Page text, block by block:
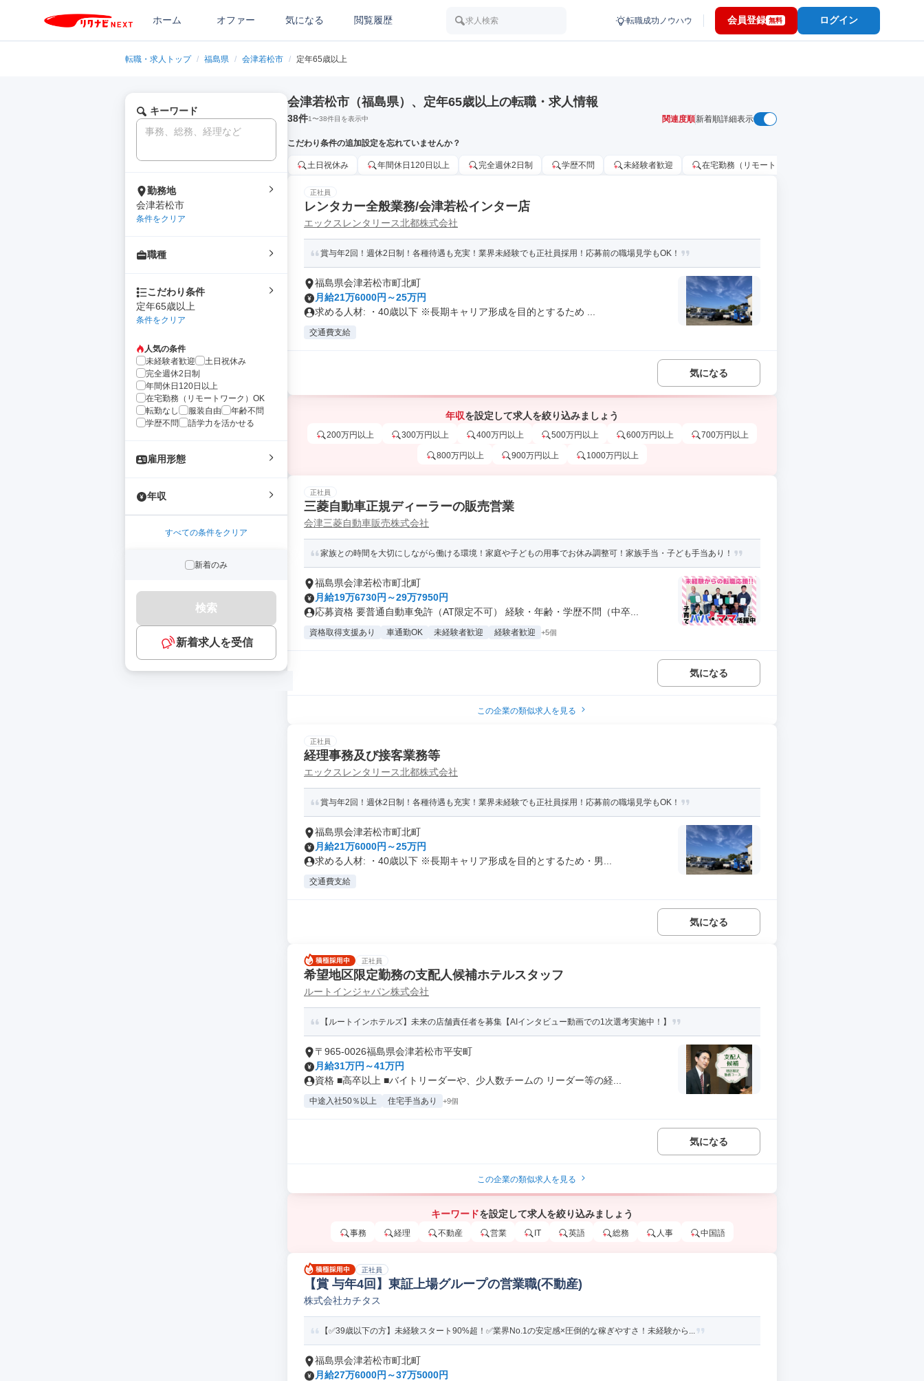
ホーム オファー 気になる 閲覧履歴 求人検索 転職成功ノウハウ 会員登録 無料 ログイン
転職・求人トップ / 福島県 / 会津若松市 / 定年65歳以上
キーワード
勤務地
会津若松市
条件をクリア
職種
こだわり条件
定年65歳以上
条件をクリア
人気の条件
未経験者歓迎
土日祝休み
完全週休2日制
年間休日120日以上
在宅勤務（リモートワーク）OK
転勤なし
服装自由
年齢不問
学歴不問
語学力を活かせる
雇用形態
年収
すべての条件をクリア
新着のみ
検索
新着求人を受信
会津若松市（福島県）、定年65歳以上の転職・求人情報
38件1〜38件目を表示中 関連度順新着順詳細表示
こだわり条件の追加設定を忘れていませんか？
土日祝休み 年間休日120日以上 完全週休2日制 学歴不問 未経験者歓迎 在宅勤務（リモートワーク）OK
正社員
レンタカー全般業務/会津若松インター店
エックスレンタリース北都株式会社
賞与年2回！週休2日制！各種待遇も充実！業界未経験でも正社員採用！応募前の職場見学もOK！
福島県会津若松市町北町
月給21万6000円～25万円
求める人材: ・40歳以下 ※長期キャリア形成を目的とするため ...
交通費支給
気になる
年収を設定して求人を絞り込みましょう
200万円以上 300万円以上 400万円以上 500万円以上 600万円以上 700万円以上
800万円以上 900万円以上 1000万円以上
正社員
三菱自動車正規ディーラーの販売営業
会津三菱自動車販売株式会社
家族との時間を大切にしながら働ける環境！家庭や子どもの用事でお休み調整可！家族手当・子ども手当あり！
福島県会津若松市町北町
月給19万6730円～29万7950円
応募資格 要普通自動車免許（AT限定不可） 経験・年齢・学歴不問（中卒...
資格取得支援あり 車通勤OK 未経験者歓迎 経験者歓迎 +5個
気になる
この企業の類似求人を見る
正社員
経理事務及び接客業務等
エックスレンタリース北都株式会社
賞与年2回！週休2日制！各種待遇も充実！業界未経験でも正社員採用！応募前の職場見学もOK！
福島県会津若松市町北町
月給21万6000円～25万円
求める人材: ・40歳以下 ※長期キャリア形成を目的とするため・男...
交通費支給
気になる
正社員
希望地区限定勤務の支配人候補ホテルスタッフ
ルートインジャパン株式会社
【ルートインホテルズ】未来の店舗責任者を募集【AIインタビュー動画での1次選考実施中！】
〒965-0026福島県会津若松市平安町
月給31万円～41万円
資格 ■高卒以上 ■バイトリーダーや、少人数チームの リーダー等の経...
中途入社50％以上 住宅手当あり +9個
気になる
この企業の類似求人を見る
キーワードを設定して求人を絞り込みましょう
事務 経理 不動産 営業 IT 英語 総務 人事 中国語
正社員
【賞 与年4回】東証上場グループの営業職(不動産)
株式会社カチタス
【✅39歳以下の方】未経験スタート90%超！✅業界No.1の安定感×圧倒的な稼ぎやすさ！未経験から...
福島県会津若松市町北町
月給27万6000円～37万5000円